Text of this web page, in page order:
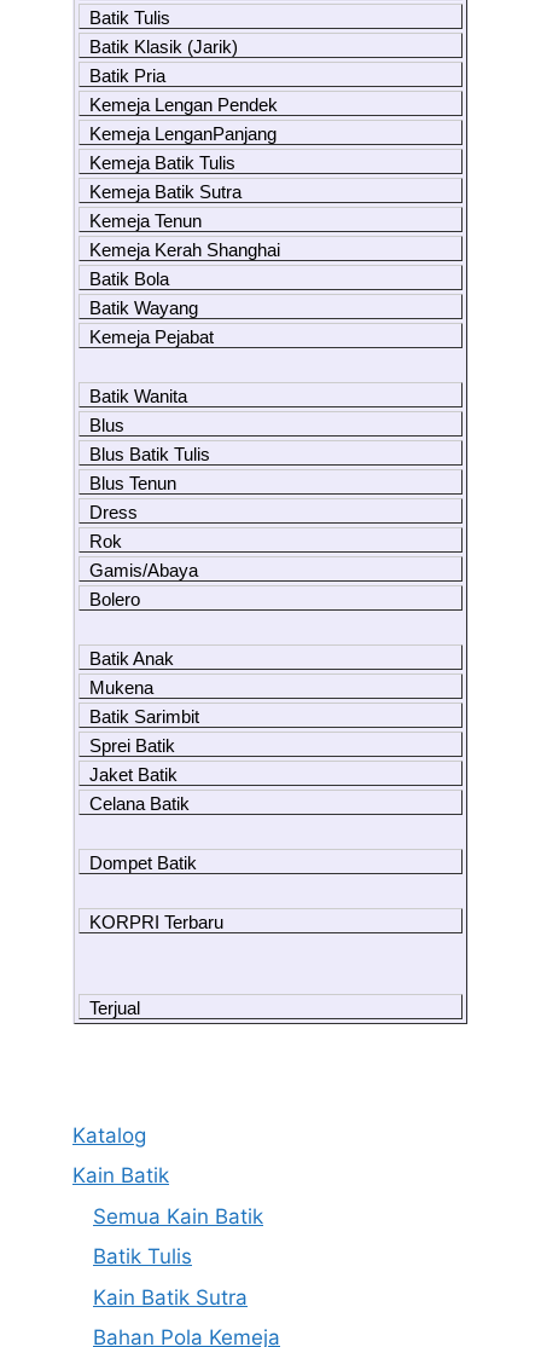
Batik Tulis
Batik Klasik (Jarik)
Batik Pria
Kemeja Lengan Pendek
Kemeja LenganPanjang
Kemeja Batik Tulis
Kemeja Batik Sutra
Kemeja Tenun
Kemeja Kerah Shanghai
Batik Bola
Batik Wayang
Kemeja Pejabat
Batik Wanita
Blus
Blus Batik Tulis
Blus Tenun
Dress
Rok
Gamis/Abaya
Bolero
Batik Anak
Mukena
Batik Sarimbit
Sprei Batik
Jaket Batik
Celana Batik
Dompet Batik
KORPRI Terbaru
Terjual
Katalog
Kain Batik
Semua Kain Batik
Batik Tulis
Kain Batik Sutra
Bahan Pola Kemeja